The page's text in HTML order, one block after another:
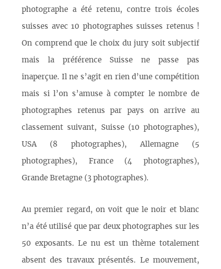
photographe a été retenu, contre trois écoles
suisses avec 10 photographes suisses retenus !
On comprend que le choix du jury soit subjectif
mais la préférence Suisse ne passe pas
inaperçue. Il ne s’agit en rien d’une compétition
mais si l’on s’amuse à compter le nombre de
photographes retenus par pays on arrive au
classement suivant, Suisse (10 photographes),
USA (8 photographes), Allemagne (5
photographes), France (4 photographes),
Grande Bretagne (3 photographes).
Au premier regard, on voit que le noir et blanc
n’a été utilisé que par deux photographes sur les
50 exposants. Le nu est un thème totalement
absent des travaux présentés. Le mouvement,